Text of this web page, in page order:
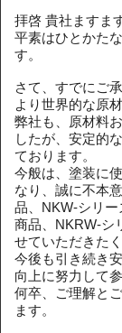
拝啓 貴社ますま
平素はひとかた
す。
さて、すでにご
より世界的な原
弊社も、原材料
したが、安定的
ております。
今般は、塗装に
なり、誠に不本
品、NKW-シリ
商品、NKRW-シ
せていただきた
今後も引き続き
向上に努力して参
何卒、ご理解と
ます。